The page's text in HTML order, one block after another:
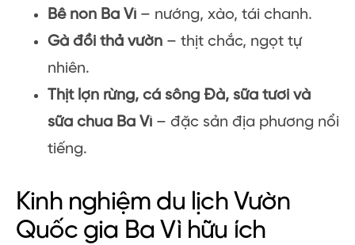
Bê non Ba Vì – nướng, xào, tái chanh.
Gà đồi thả vườn – thịt chắc, ngọt tự
nhiên.
Thịt lợn rừng, cá sông Đà, sữa tươi và
sữa chua Ba Vì – đặc sản địa phương nổi
tiếng.
Kinh nghiệm du lịch Vườn
Quốc gia Ba Vì hữu ích